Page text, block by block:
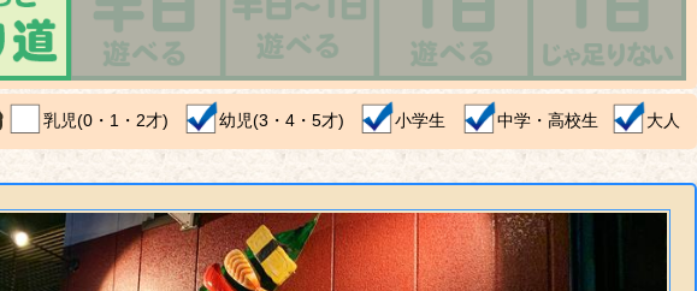
乳児(0・1・2才) 幼児(3・4・5才) 小学生 中学・高校生 大人